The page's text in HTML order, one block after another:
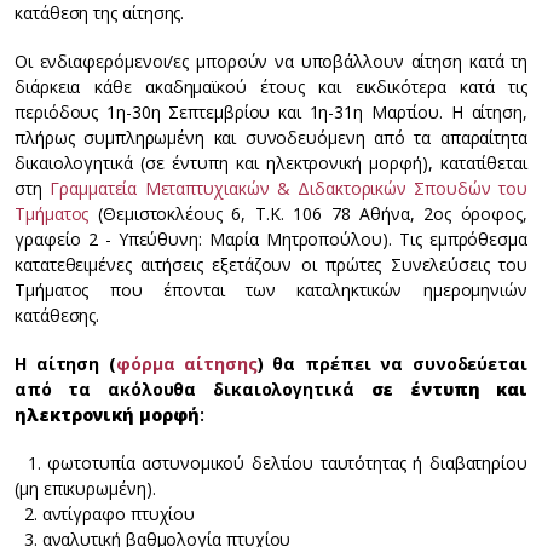
κατάθεση της αίτησης.
Οι ενδιαφερόμενοι/ες μπορούν να υποβάλλουν αίτηση κατά τη
διάρκεια κάθε ακαδημαϊκού έτους και εικδικότερα κατά τις
περιόδους 1η-30η Σεπτεμβρίου και 1η-31η Μαρτίου. Η αίτηση,
πλήρως συμπληρωμένη και συνοδευόμενη από τα απαραίτητα
δικαιολογητικά (σε έντυπη και ηλεκτρονική μορφή), κατατίθεται
στη Γραμματεία Μεταπτυχιακών & Διδακτορικών Σπουδών του
Τμήματος (Θεμιστοκλέους 6, Τ.Κ. 106 78 Αθήνα, 2ος όροφος,
γραφείο 2 - Υπεύθυνη: Μαρία Μητροπούλου). Τις εμπρόθεσμα
κατατεθειμένες αιτήσεις εξετάζουν οι πρώτες Συνελεύσεις του
Τμήματος που έπονται των καταληκτικών ημερομηνιών
κατάθεσης.
Η αίτηση (φόρμα αίτησης) θα πρέπει να συνοδεύεται
από τα ακόλουθα δικαιολογητικά σε έντυπη και
ηλεκτρονική μορφή:
1. φωτοτυπία αστυνομικού δελτίου ταυτότητας ή διαβατηρίου
(μη επικυρωμένη).
2. αντίγραφο πτυχίου
3. αναλυτική βαθμολογία πτυχίου